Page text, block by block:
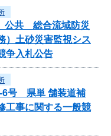
公共 総合流域防災
）土砂災害監視シス
争入札公告
-6号 県単 舗装道補
工事に関する一般競